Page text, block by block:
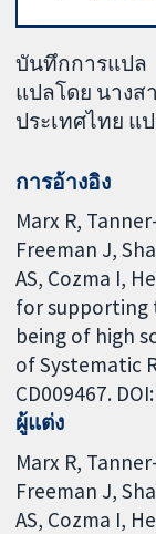
บันทึกการแปล
แปลโดย นางส
ประเทศไทย แ
การอ้างอิง
Marx R,
Freeman J,
AS, Cozma I,
for supporting
being of high
of Systematic
CD009467.
ผู้แต่ง
Marx R
Freeman J
AS Cozma I